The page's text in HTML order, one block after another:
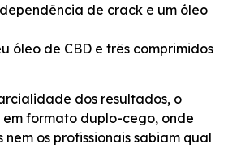
de crack e um óleo
óleo de CBD e três comprimidos
dos resultados, o
formato duplo-cego, onde
os profissionais sabiam qual